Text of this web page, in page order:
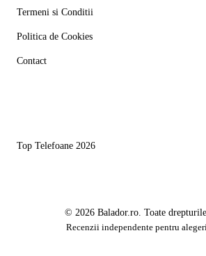
Termeni si Conditii
Politica de Cookies
Contact
Top Telefoane 2026
© 2026 Balador.ro. Toate drepturile
Recenzii independente pentru